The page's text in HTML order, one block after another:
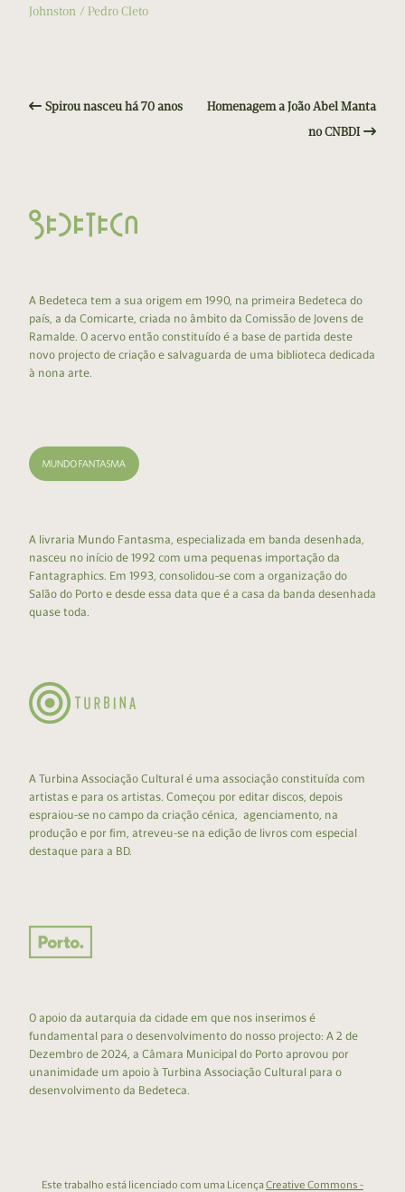
Johnston
Pedro Cleto
Spirou nasceu há 70 anos
Homenagem a João Abel Manta
no CNBDI
A Bedeteca tem a sua origem em 1990, na primeira Bedeteca do
país, a da Comicarte, criada no âmbito da Comissão de Jovens de
Ramalde. O acervo então constituído é a base de partida deste
novo projecto de criação e salvaguarda de uma biblioteca dedicada
à nona arte.
A livraria Mundo Fantasma, especializada em banda desenhada,
nasceu no início de 1992 com uma pequenas importação da
Fantagraphics. Em 1993, consolidou-se com a organização do
Salão do Porto e desde essa data que é a casa da banda desenhada
quase toda.
A Turbina Associação Cultural é uma associação constituída com
artistas e para os artistas. Começou por editar discos, depois
espraiou-se no campo da criação cénica, agenciamento, na
produção e por fim, atreveu-se na edição de livros com especial
destaque para a BD.
O apoio da autarquia da cidade em que nos inserimos é
fundamental para o desenvolvimento do nosso projecto: A 2 de
Dezembro de 2024, a Câmara Municipal do Porto aprovou por
unanimidade um apoio à Turbina Associação Cultural para o
desenvolvimento da Bedeteca.
Este trabalho está licenciado com uma LicençaCreative Commons -